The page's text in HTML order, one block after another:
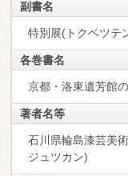
副書名
特別展(トクベツテ
各巻書名
京都・洛東遺芳館
著者名等
石川県輪島漆芸美
ジュツカン)